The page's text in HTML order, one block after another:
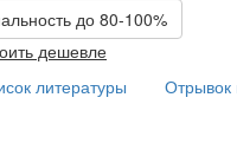
до 80-100%
дешевле
литературы
Отрывок